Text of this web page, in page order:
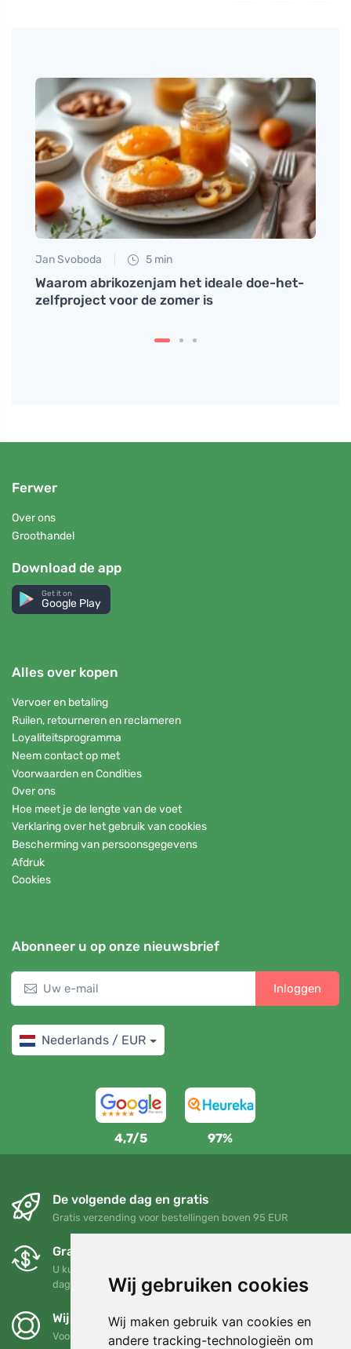
Wij gebruiken cookies
Wij maken gebruik van cookies en
andere tracking-technologieën om
Jan Svoboda 5 min
Waarom abrikozenjam het ideale doe-het-
zelfproject voor de zomer is
Ferwer
Over ons
Groothandel
Download de app
Get it on
Google Play
Alles over kopen
Vervoer en betaling
Ruilen, retourneren en reclameren
Loyaliteitsprogramma
Neem contact op met
Voorwaarden en Condities
Over ons
Hoe meet je de lengte van de voet
Verklaring over het gebruik van cookies
Bescherming van persoonsgegevens
Afdruk
Cookies
Abonneer u op onze nieuwsbrief
Inloggen
Nederlands / EUR
4,7/5 97%
De volgende dag en gratis
Gratis verzending voor bestellingen boven 95 EUR
Gratis ruilen en retourneren
U kunt uw bestelling op elk gewenst moment binnen 90
dagen retourneren of ruilen
Wij steunen Trees.org
Voor elke bestelling planten we een boom! Lees meer Over